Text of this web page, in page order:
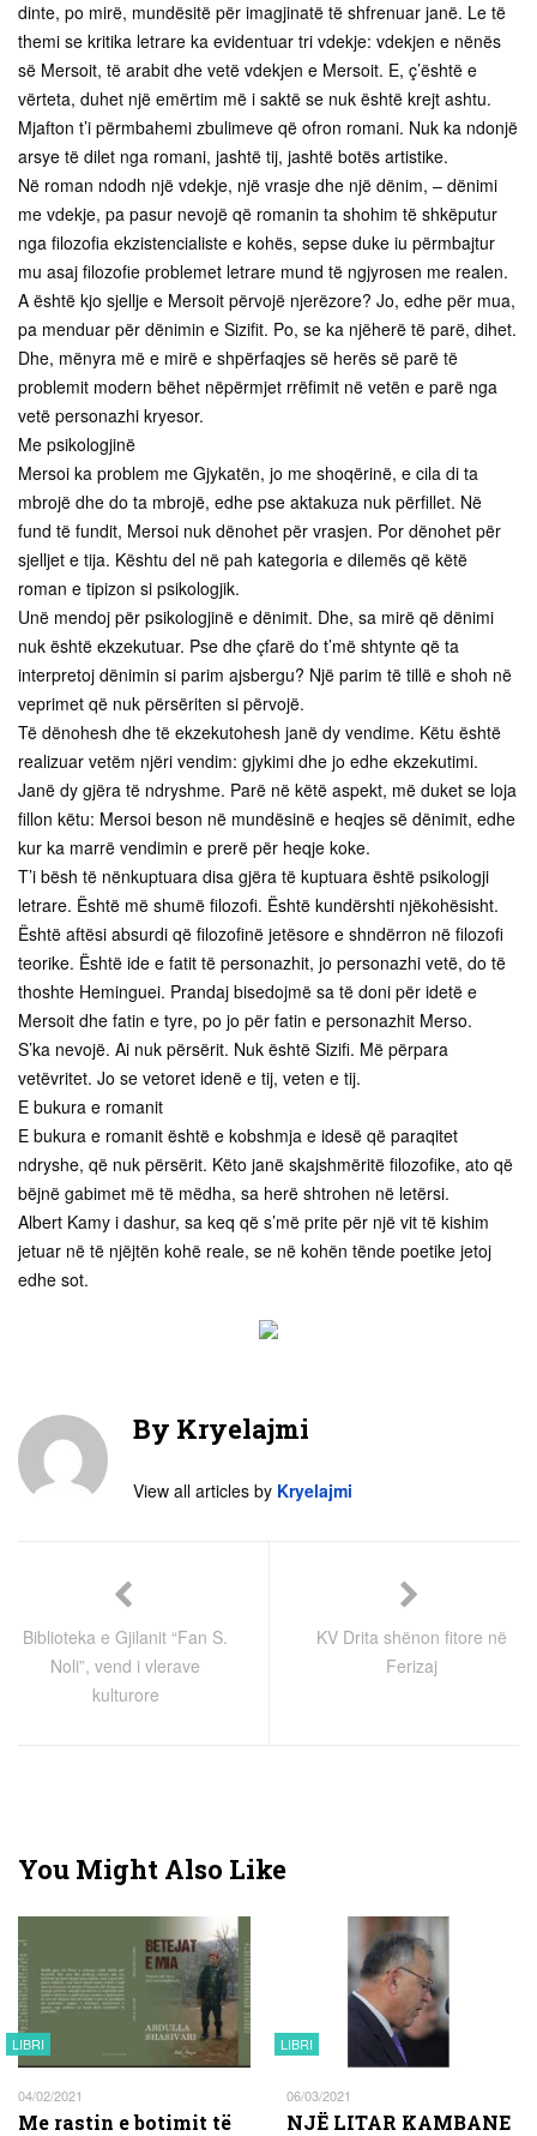
dinte, po mirë, mundësitë për imagjinatë të shfrenuar janë. Le të
themi se kritika letrare ka evidentuar tri vdekje: vdekjen e nënës
së Mersoit, të arabit dhe vetë vdekjen e Mersoit. E, ç’është e
vërteta, duhet një emërtim më i saktë se nuk është krejt ashtu.
Mjafton t’i përmbahemi zbulimeve që ofron romani. Nuk ka ndonjë
arsye të dilet nga romani, jashtë tij, jashtë botës artistike.
Në roman ndodh një vdekje, një vrasje dhe një dënim, – dënimi
me vdekje, pa pasur nevojë që romanin ta shohim të shkëputur
nga filozofia ekzistencialiste e kohës, sepse duke iu përmbajtur
mu asaj filozofie problemet letrare mund të ngjyrosen me realen.
A është kjo sjellje e Mersoit përvojë njerëzore? Jo, edhe për mua,
pa menduar për dënimin e Sizifit. Po, se ka njëherë të parë, dihet.
Dhe, mënyra më e mirë e shpërfaqjes së herës së parë të
problemit modern bëhet nëpërmjet rrëfimit në vetën e parë nga
vetë personazhi kryesor.
Me psikologjinë
Mersoi ka problem me Gjykatën, jo me shoqërinë, e cila di ta
mbrojë dhe do ta mbrojë, edhe pse aktakuza nuk përfillet. Në
fund të fundit, Mersoi nuk dënohet për vrasjen. Por dënohet për
sjelljet e tija. Kështu del në pah kategoria e dilemës që këtë
roman e tipizon si psikologjik.
Unë mendoj për psikologjinë e dënimit. Dhe, sa mirë që dënimi
nuk është ekzekutuar. Pse dhe çfarë do t’më shtynte që ta
interpretoj dënimin si parim ajsbergu? Një parim të tillë e shoh në
veprimet që nuk përsëriten si përvojë.
Të dënohesh dhe të ekzekutohesh janë dy vendime. Këtu është
realizuar vetëm njëri vendim: gjykimi dhe jo edhe ekzekutimi.
Janë dy gjëra të ndryshme. Parë në këtë aspekt, më duket se loja
fillon këtu: Mersoi beson në mundësinë e heqjes së dënimit, edhe
kur ka marrë vendimin e prerë për heqje koke.
T’i bësh të nënkuptuara disa gjëra të kuptuara është psikologji
letrare. Është më shumë filozofi. Është kundërshti njëkohësisht.
Është aftësi absurdi që filozofinë jetësore e shndërron në filozofi
teorike. Është ide e fatit të personazhit, jo personazhi vetë, do të
thoshte Heminguei. Prandaj bisedojmë sa të doni për idetë e
Mersoit dhe fatin e tyre, po jo për fatin e personazhit Merso.
S’ka nevojë. Ai nuk përsërit. Nuk është Sizifi. Më përpara
vetëvritet. Jo se vetoret idenë e tij, veten e tij.
E bukura e romanit
E bukura e romanit është e kobshmja e idesë që paraqitet
ndryshe, që nuk përsërit. Këto janë skajshmëritë filozofike, ato që
bëjnë gabimet më të mëdha, sa herë shtrohen në letërsi.
Albert Kamy i dashur, sa keq që s’më prite për një vit të kishim
jetuar në të njëjtën kohë reale, se në kohën tënde poetike jetoj
edhe sot.
By Kryelajmi
View all articles by Kryelajmi
Biblioteka e Gjilanit “Fan S.
Noli”, vend i vlerave
kulturore
KV Drita shënon fitore në
Ferizaj
You Might Also Like
LIBRI
04/02/2021
Me rastin e botimit të
LIBRI
06/03/2021
NJË LITAR KAMBANE